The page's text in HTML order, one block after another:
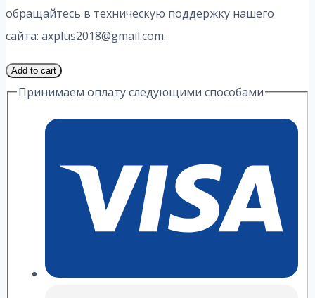
обращайтесь в техническую поддержку нашего
сайта: axplus2018@gmail.com.
1
Часть
Add to cart
Принимаем оплату следующими способами